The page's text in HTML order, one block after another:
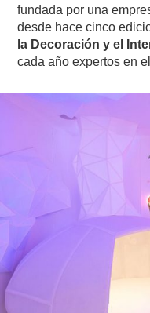
fundada por una
desde hace cinco
la Decoración y el
cada año expertos en